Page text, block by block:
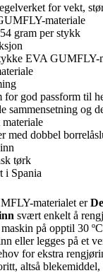
for vekt,
materiale
gram per stykk
EVA GUMFLY-
god passform til
sammensetning og
med dobbel
tørk
i Spania
materialet er
svært enkelt å
på opptil 30
eller legges på et
for ekstra
altså